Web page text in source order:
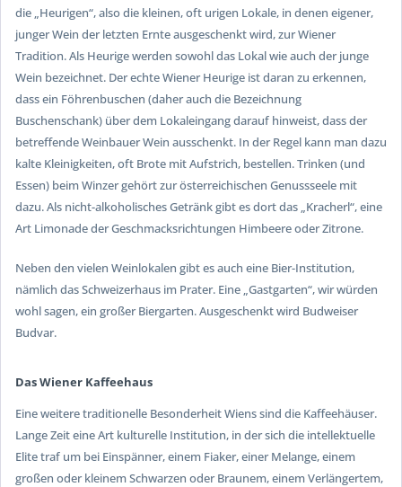
die „Heurigen“, also die kleinen, oft urigen Lokale, in denen eigener,
junger Wein der letzten Ernte ausgeschenkt wird, zur Wiener
Tradition. Als Heurigewerden sowohl das Lokal wie auch der junge
Wein bezeichnet. Der echte Wiener Heurige ist daran zu erkennen,
dass ein Föhrenbuschen (daher auch die Bezeichnung
Buschenschank) über dem Lokaleingang darauf hinweist, dass der
betreffende Weinbauer Wein ausschenkt. In der Regel kann man dazu
kalte Kleinigkeiten, oft Brote mit Aufstrich, bestellen. Trinken (und
Essen) beim Winzer gehört zur österreichischen Genussseele mit
dazu. Als nicht-alkoholisches Getränk gibt es dort das „Kracherl“, eine
Art Limonade der Geschmacksrichtungen Himbeere oder Zitrone.
Neben den vielen Weinlokalen gibt es auch eine Bier-Institution,
nämlich das Schweizerhaus im Prater. Eine „Gastgarten“, wir würden
wohl sagen, ein großer Biergarten. Ausgeschenkt wird Budweiser
Budvar.
Das Wiener Kaffeehaus
Eine weitere traditionelle Besonderheit Wiens sind die Kaffeehäuser.
Lange Zeit eine Art kulturelle Institution, in der sich die intellektuelle
Elite traf um bei Einspänner, einem Fiaker, einerMelange, einem
großen oder kleinemSchwarzen oderBraunem, einemVerlängertem,